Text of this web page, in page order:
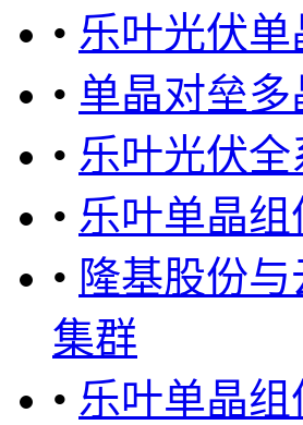
• 乐叶光伏
• 单晶对垒
• 乐叶光伏
• 乐叶单晶
• 隆基股份
集群
• 乐叶单晶